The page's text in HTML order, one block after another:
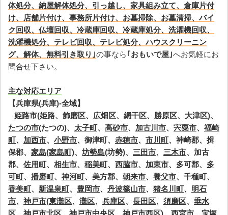
体処分、納屋解体処分、引っ越し、家具組み立て、倉庫片付
け、店舗片付け、事務所片付け、お墓掃除、お墓清掃、バイ
ク回収、仏壇回収、冷蔵庫回収、冷蔵庫処分、洗濯機回収、
洗濯機処分、テレビ回収、テレビ処分、ハウスクリーニン
グ、解体、無料引き取り｣の事なら ｢おもいで屋｣へお気軽にお
問合せ下さい。
主な対応エリア
【兵庫県(兵庫)-全域】
姫路市(姫路、 飾磨区、 広畑区、 網干区、 勝原区、 大津区)、
たつの市(たつの)、 太子町、 高砂市、 加古川市、 宍粟市、 福崎
町、 加西市、 小野市、御津町、 赤穂市、 市川町、神崎郡、揖
保郡、 家島(家島町)、坊勢島(坊勢)、 三田市、 三木市、加古
郡、 佐用町、 相生市、 稲美町、 西脇市、 加東市、多可郡、 多
可町、 播磨町、 神河町、美方郡、 朝来市、 養父市、千種町、
香美町、 新温泉町、 豊岡市、 丹波篠山市、 猪名川町、 明石
市、 神戸市(東灘区、 灘区、 兵庫区、 長田区、 須磨区、 垂水
区、 神戸市北区、 神戸市中央区、 神戸市西区)、 西宮市、 宝塚